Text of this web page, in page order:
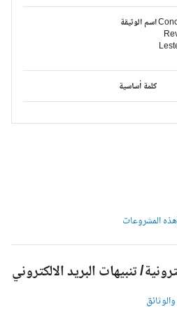
اسم الوثيقة
كلمة أساسية
المشروعات
تنبيهات البريد الالكتروني